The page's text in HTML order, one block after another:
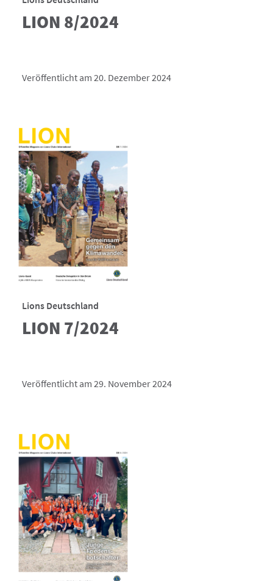
LION 8/2024
Veröffentlicht am 20. Dezember 2024
Lions Deutschland
LION 7/2024
Veröffentlicht am 29. November 2024